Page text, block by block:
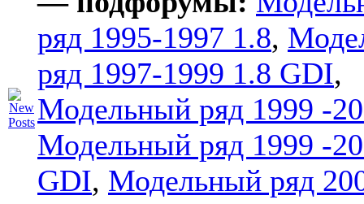
ряд 1995-1997 1.8,
ряд 1997-1999 1.8 GDI,
Модельный ряд 1999 -
Модельный ряд 1999 -
GDI, Модельный ряд